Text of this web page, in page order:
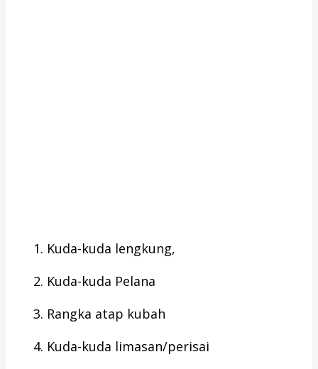
Kuda-kuda lengkung,
Kuda-kuda Pelana
Rangka atap kubah
Kuda-kuda limasan/perisai